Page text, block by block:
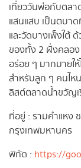
เที่ยววันพ่อกับตล
แสนแสบ เป็นตบาด
และวัดบางเพ็งใต้
ของทั้ง 2 ฝั่งคลอ
อร่อย ๆ มากมายใ
สำหรับลูก ๆ คนไห
ลิสต์ตลาดน้ำขวัญเ
ที่อยู่ : รามคำแหง
กรุงเทพมหานคร
พิกัด : https://